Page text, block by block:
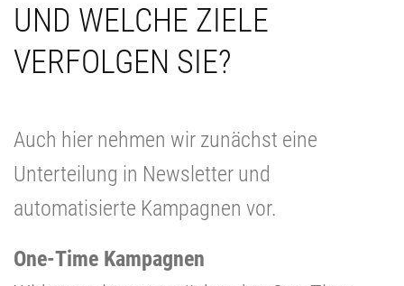
UND WELCHE ZIELE
VERFOLGEN SIE?
Auch hier nehmen wir zunächst eine
Unterteilung in Newsletter und
automatisierte Kampagnen vor.
One-Time Kampagnen